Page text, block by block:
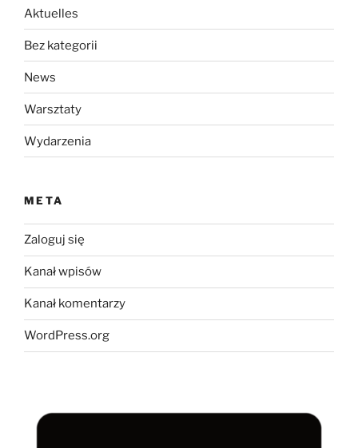
Aktuelles
Bez kategorii
News
Warsztaty
Wydarzenia
META
Zaloguj się
Kanał wpisów
Kanał komentarzy
WordPress.org